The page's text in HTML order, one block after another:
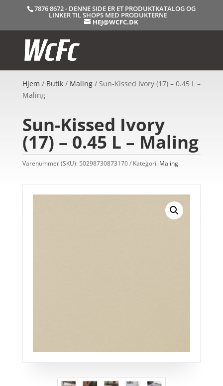
7876 8672 - DENNE SIDE ER ET PRODUKTKATALOG OG
LINKER TIL SHOPS MED PRODUKTERNE
HEJ@WCFC.DK
Hjem / Butik/ Maling/ Sun-Kissed Ivory (17) – 0.45 L –
Maling
Sun-Kissed Ivory
(17) – 0.45 L – Maling
Varenummer (SKU): 50298730873170 Kategori: Maling